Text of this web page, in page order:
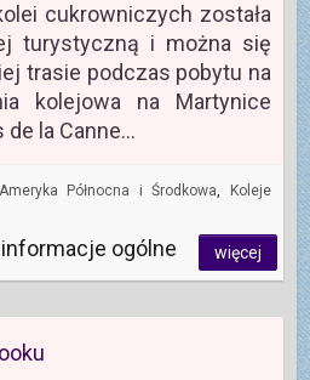
cukrowniczych została
turystyczną i można się
trasie podczas pobytu na
kolejowa na Martynice
de la Canne…
Ameryka Północna i Środkowa,
Koleje
ogólne więcej